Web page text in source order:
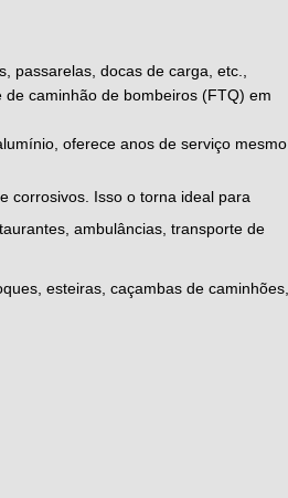
docas de carga, etc.,
caminhão de bombeiros (FTQ) em
oferece anos de serviço mesmo
corrosivos. Isso o torna ideal para
ambulâncias, transporte de
esteiras, caçambas de caminhões,